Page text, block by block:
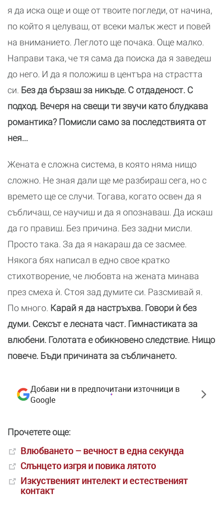
я да иска още и още от твоите погледи, от начина,
по който я целуваш, от всеки малък жест и повей
на вниманието. Леглото ще почака. Още малко.
Направи така, че тя сама да поиска да я заведеш
до него. И да я положиш в центъра на страстта
си. Без да бързаш за никъде. С отдаденост. С
подход. Вечеря на свещи ти звучи като блудкава
романтика? Помисли само за последствията от
нея...
Жената е сложна система, в която няма нищо
сложно. Не зная дали ще ме разбираш сега, но с
времето ще се случи. Тогава, когато освен да я
събличаш, се научиш и да я опознаваш. Да искаш
да го правиш. Без причина. Без задни мисли.
Просто така. За да я накараш да се засмее.
Някога бях написал в едно свое кратко
стихотворение, че любовта на жената минава
през смеха ѝ. Стоя зад думите си. Разсмивай я.
По много. Карай я да настръхва. Говори ѝ без
думи. Сексът е лесната част. Гимнастиката за
влюбени. Голотата е обикновено следствие. Нищо
повече. Бъди причината за събличането.
Добави ни в предпочитани източници в
Google
Прочетете още:
Влюбването – вечност в една секунда
Слънцето изгря и повика лятото
Изкуственият интелект и естественият
контакт